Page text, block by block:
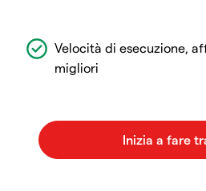
Velocità di esecuzione,
migliori